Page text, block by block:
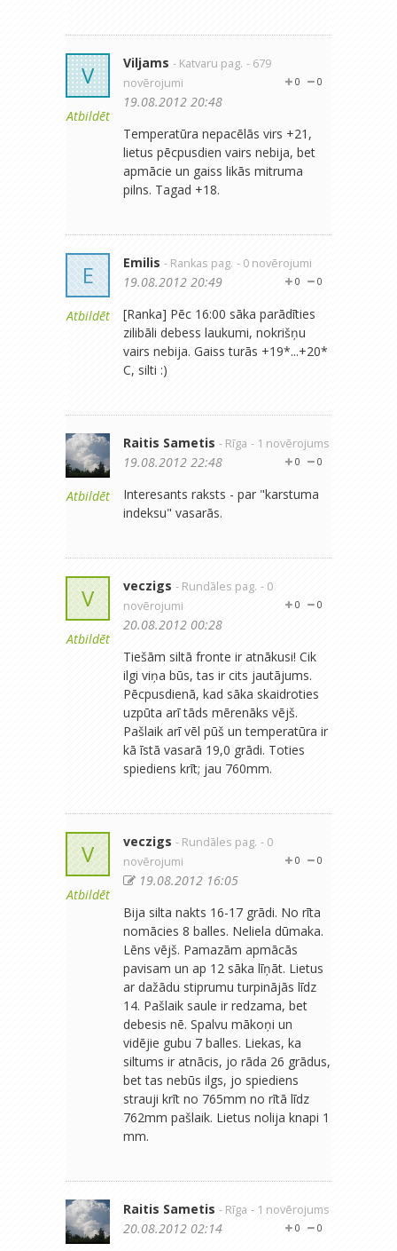
V
Atbildēt
Viljams - Katvaru pag. - 679
novērojumi
0
0
19.08.2012 20:48
Temperatūra nepacēlās virs +21,
lietus pēcpusdien vairs nebija, bet
apmācie un gaiss likās mitruma
pilns. Tagad +18.
E
Atbildēt
Emilis - Rankas pag. - 0 novērojumi
0
0
19.08.2012 20:49
[Ranka] Pēc 16:00 sāka parādīties
zilibāli debess laukumi, nokrišņu
vairs nebija. Gaiss turās +19*...+20*
C, silti :)
Atbildēt
Raitis Sametis - Rīga - 1 novērojums
0
0
19.08.2012 22:48
Interesants raksts - par "karstuma
indeksu" vasarās.
V
Atbildēt
veczigs - Rundāles pag. - 0
novērojumi
0
0
20.08.2012 00:28
Tiešām siltā fronte ir atnākusi! Cik
ilgi viņa būs, tas ir cits jautājums.
Pēcpusdienā, kad sāka skaidroties
uzpūta arī tāds mērenāks vējš.
Pašlaik arī vēl pūš un temperatūra ir
kā īstā vasarā 19,0 grādi. Toties
spiediens krīt; jau 760mm.
V
Atbildēt
veczigs - Rundāles pag. - 0
novērojumi
0
0
19.08.2012 16:05
Bija silta nakts 16-17 grādi. No rīta
nomācies 8 balles. Neliela dūmaka.
Lēns vējš. Pamazām apmācās
pavisam un ap 12 sāka līņāt. Lietus
ar dažādu stiprumu turpinājās līdz
14. Pašlaik saule ir redzama, bet
debesis nē. Spalvu mākoņi un
vidējie gubu 7 balles. Liekas, ka
siltums ir atnācis, jo rāda 26 grādus,
bet tas nebūs ilgs, jo spiediens
strauji krīt no 765mm no rītā līdz
762mm pašlaik. Lietus nolija knapi 1
mm.
Raitis Sametis - Rīga - 1 novērojums
0
0
20.08.2012 02:14